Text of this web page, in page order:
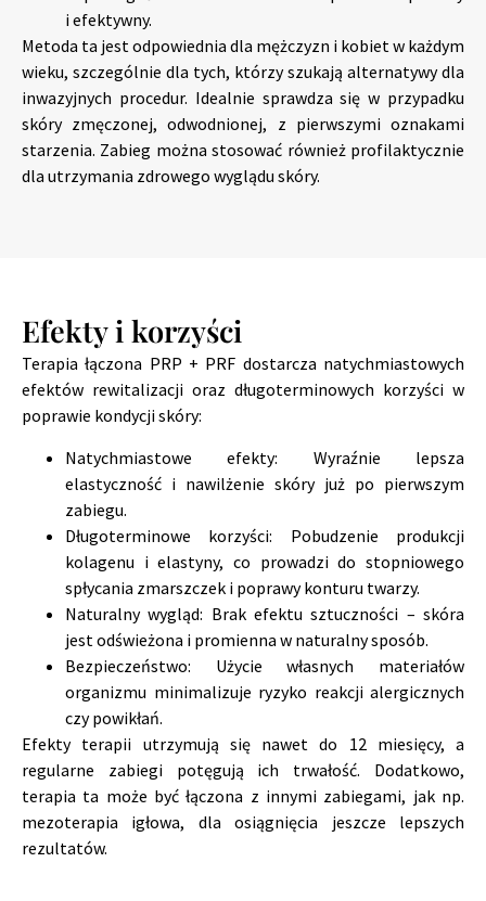
i efektywny.
Metoda ta jest odpowiednia dla mężczyzn i kobiet w każdym
wieku, szczególnie dla tych, którzy szukają alternatywy dla
inwazyjnych procedur. Idealnie sprawdza się w przypadku
skóry zmęczonej, odwodnionej, z pierwszymi oznakami
starzenia. Zabieg można stosować również profilaktycznie
dla utrzymania zdrowego wyglądu skóry.
Efekty i korzyści
Terapia łączona PRP + PRF dostarcza natychmiastowych
efektów rewitalizacji oraz długoterminowych korzyści w
poprawie kondycji skóry:
Natychmiastowe efekty: Wyraźnie lepsza
elastyczność i nawilżenie skóry już po pierwszym
zabiegu.
Długoterminowe korzyści: Pobudzenie produkcji
kolagenu i elastyny, co prowadzi do stopniowego
spłycania zmarszczek i poprawy konturu twarzy.
Naturalny wygląd: Brak efektu sztuczności – skóra
jest odświeżona i promienna w naturalny sposób.
Bezpieczeństwo: Użycie własnych materiałów
organizmu minimalizuje ryzyko reakcji alergicznych
czy powikłań.
Efekty terapii utrzymują się nawet do 12 miesięcy, a
regularne zabiegi potęgują ich trwałość. Dodatkowo,
terapia ta może być łączona z innymi zabiegami, jak np.
mezoterapia igłowa, dla osiągnięcia jeszcze lepszych
rezultatów.